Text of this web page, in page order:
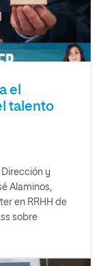
el
talento
y
Alaminos,
en RRHH de
sobre